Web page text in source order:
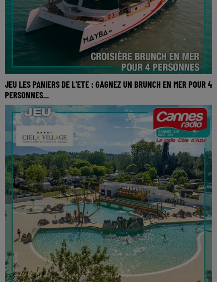
JEU LES PANIERS DE L'ETE : GAGNEZ UN BRUNCH EN MER POUR 4
PERSONNES...